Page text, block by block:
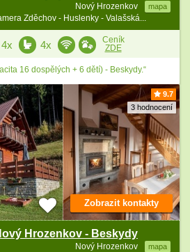
Nový Hrozenkov mapa
Zděchov - Huslenky - Valašská...
4x 4x
Ceník
ZDE
16 dospělých + 6 dětí) - Beskydy.“
9.7
3 hodnocení
Hrozenkov - Beskydy
Nový Hrozenkov mapa
Zobrazit kontakty